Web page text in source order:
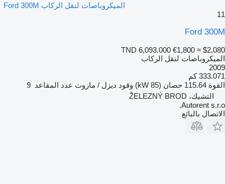
الميكروباصات لنقل الركاب Ford 300M
11
Ford 300M
TND 6,093.000 €1,800 ≈ $2,080
الميكروباصات لنقل الركاب
2009
333.071 كم
القوة 115.64 حصان (85 kW) وقود ديزل / مازوت عدد المقاعد 9
التشيك، ŽELEZNÝ BROD
Autorent s.r.o.
الاتصال بالبائع